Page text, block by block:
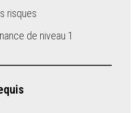
risques
de niveau 1